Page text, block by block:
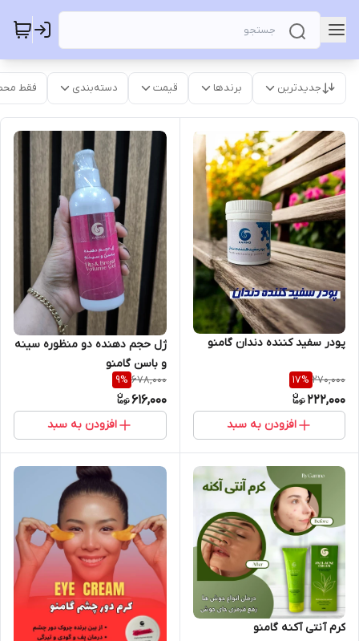
جدیدترین برندها قیمت دسته‌بندی فقط
پودر سفید کننده دندان گامنو
270,000
17%
222,000
افزودن به سبد
ژل حجم دهنده دو منظوره سینه
و باسن گامنو
678,000
9%
616,000
افزودن به سبد
کرم آنتی آکنه گامنو